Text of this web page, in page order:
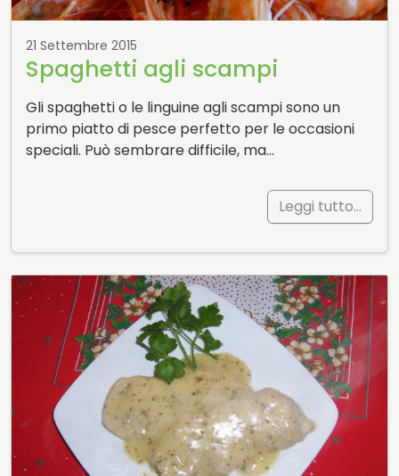
21 Settembre 2015
Spaghetti agli scampi
Gli spaghetti o le linguine agli scampi sono un
primo piatto di pesce perfetto per le occasioni
speciali. Può sembrare difficile, ma…
Leggi tutto…